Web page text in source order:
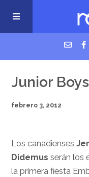
USM Podcast
Cigarrillos en la
Música nueva
Junior
febrero 3, 2012
Los canadienses
Didemus serán los
la primera fiesta